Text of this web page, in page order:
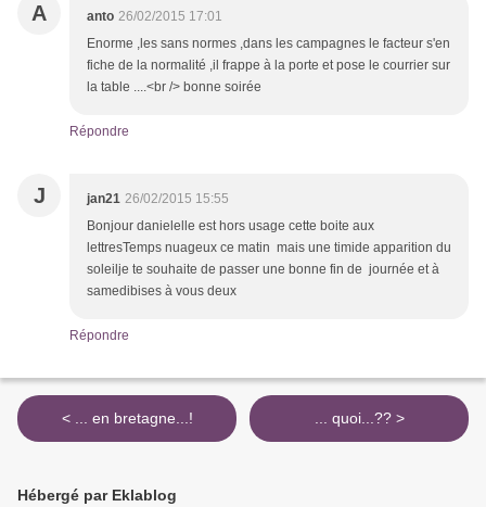
A anto 26/02/2015 17:01
Enorme ,les sans normes ,dans les campagnes le facteur s'en
fiche de la normalité ,il frappe à la porte et pose le courrier sur
la table ....<br /> bonne soirée
Répondre
J jan21 26/02/2015 15:55
Bonjour danielelle est hors usage cette boite aux
lettresTemps nuageux ce matin mais une timide apparition du
soleilje te souhaite de passer une bonne fin de journée et à
samedibises à vous deux
Répondre
< ... en bretagne...! ... quoi...?? >
Hébergé par Eklablog